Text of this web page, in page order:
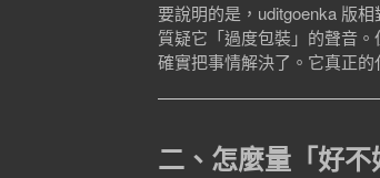
要說明的是，uditgoenka 版
質疑它「過度包裝」的聲音
確實把事情解決了。它真正
二、怎麼量「好